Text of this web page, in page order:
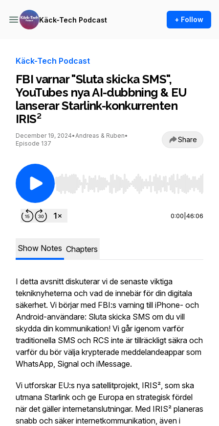
Käck-Tech Podcast + Follow
Käck-Tech Podcast
FBI varnar "Sluta skicka SMS",
YouTubes nya AI-dubbning & EU
lanserar Starlink-konkurrenten
IRIS²
December 19, 2024•Andreas & Ruben•
Episode 137
Share
Use Left/Right to seek, Home/End to jump to
0:00 46:06
Show Notes Chapters
I detta avsnitt diskuterar vi de senaste viktiga
tekniknyheterna och vad de innebär för din digitala
säkerhet. Vi börjar med FBI:s varning till iPhone- och
Android-användare: Sluta skicka SMS om du vill
skydda din kommunikation! Vi går igenom varför
traditionella SMS och RCS inte är tillräckligt säkra och
varför du bör välja krypterade meddelandeappar som
WhatsApp, Signal och iMessage.
Vi utforskar EU:s nya satellitprojekt, IRIS², som ska
utmana Starlink och ge Europa en strategisk fördel
när det gäller internetanslutningar. Med IRIS² planeras
snabb och säker internetkommunikation, även i